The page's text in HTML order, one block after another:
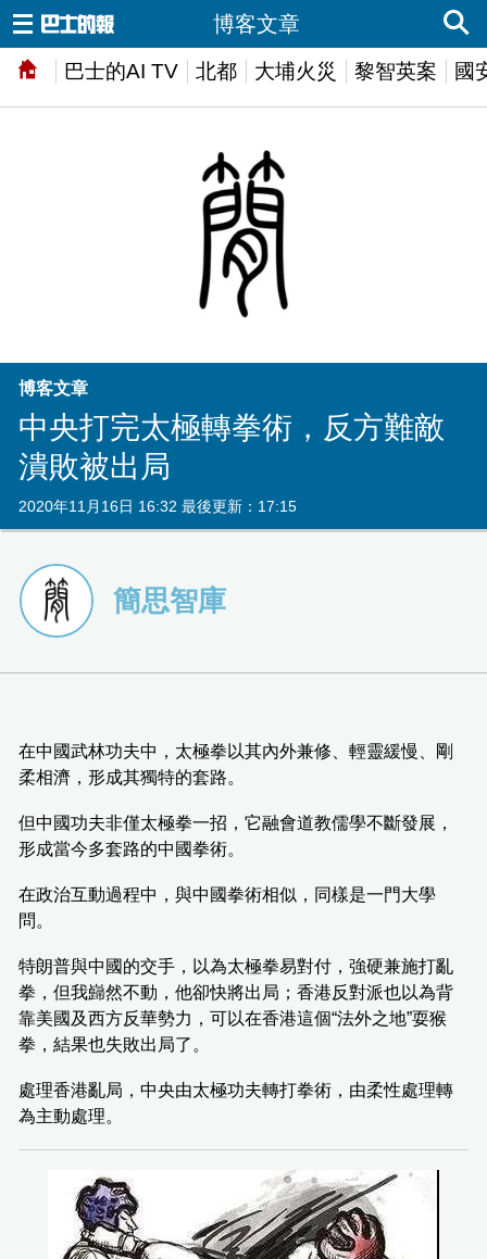
巴士的AI TV 北都 大埔火災 黎智英案 國
博客文章
博客文章
中央打完太極轉拳術，反方難敵
潰敗被出局
2020年11月16日 16:32 最後更新：17:15
簡思智庫
在中國武林功夫中，太極拳以其內外兼修、輕靈緩慢、剛
柔相濟，形成其獨特的套路。
但中國功夫非僅太極拳一招，它融會道教儒學不斷發展，
形成當今多套路的中國拳術。
在政治互動過程中，與中國拳術相似，同樣是一門大學
問。
特朗普與中國的交手，以為太極拳易對付，強硬兼施打亂
拳，但我巋然不動，他卻快將出局；香港反對派也以為背
靠美國及西方反華勢力，可以在香港這個“法外之地”耍猴
拳，結果也失敗出局了。
處理香港亂局，中央由太極功夫轉打拳術，由柔性處理轉
為主動處理。